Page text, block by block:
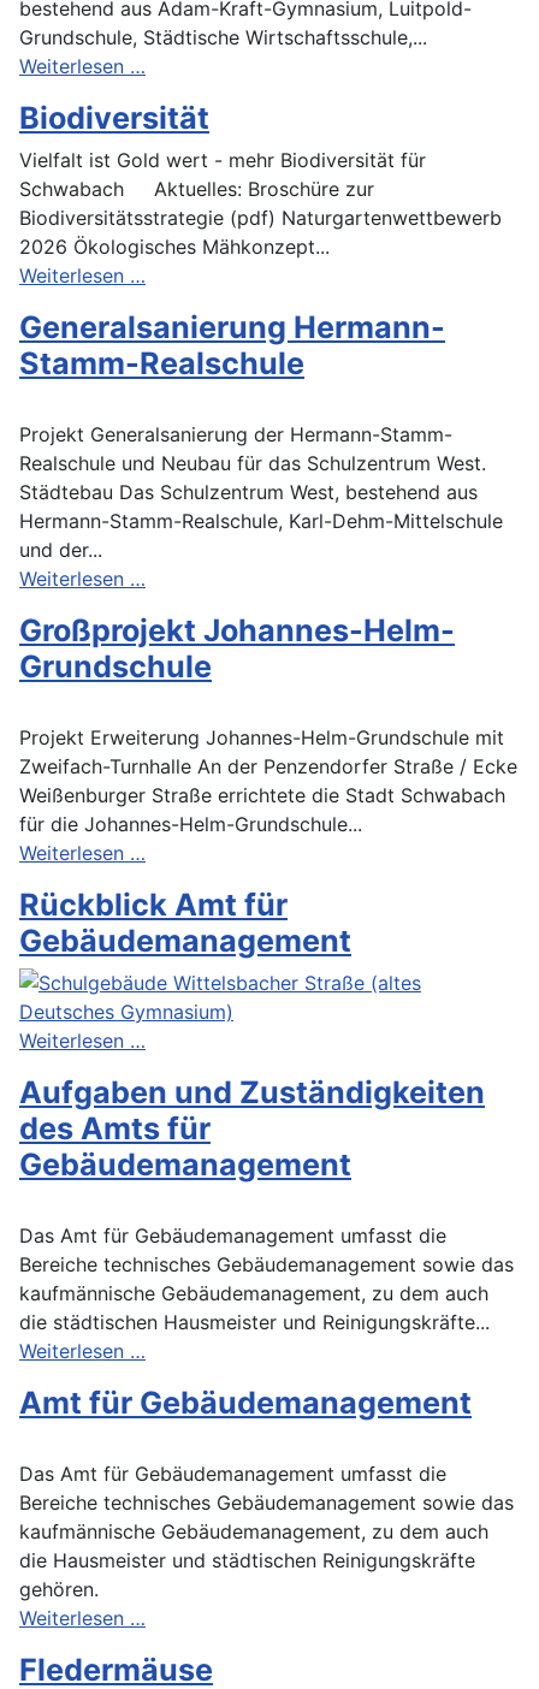
bestehend aus Adam-Kraft-Gymnasium, Luitpold-
Grundschule, Städtische Wirtschaftsschule,...
Weiterlesen …
Biodiversität
Vielfalt ist Gold wert - mehr Biodiversität für
Schwabach Aktuelles: Broschüre zur
Biodiversitätsstrategie (pdf) Naturgartenwettbewerb
2026 Ökologisches Mähkonzept...
Weiterlesen …
Generalsanierung Hermann-
Stamm-Realschule
Projekt Generalsanierung der Hermann-Stamm-
Realschule und Neubau für das Schulzentrum West.
Städtebau Das Schulzentrum West, bestehend aus
Hermann-Stamm-Realschule, Karl-Dehm-Mittelschule
und der...
Weiterlesen …
Großprojekt Johannes-Helm-
Grundschule
Projekt Erweiterung Johannes-Helm-Grundschule mit
Zweifach-Turnhalle An der Penzendorfer Straße / Ecke
Weißenburger Straße errichtete die Stadt Schwabach
für die Johannes-Helm-Grundschule...
Weiterlesen …
Rückblick Amt für
Gebäudemanagement
Weiterlesen …
Aufgaben und Zuständigkeiten
des Amts für
Gebäudemanagement
Das Amt für Gebäudemanagement umfasst die
Bereiche technisches Gebäudemanagement sowie das
kaufmännische Gebäudemanagement, zu dem auch
die städtischen Hausmeister und Reinigungskräfte...
Weiterlesen …
Amt für Gebäudemanagement
Das Amt für Gebäudemanagement umfasst die
Bereiche technisches Gebäudemanagement sowie das
kaufmännische Gebäudemanagement, zu dem auch
die Hausmeister und städtischen Reinigungskräfte
gehören.
Weiterlesen …
Fledermäuse